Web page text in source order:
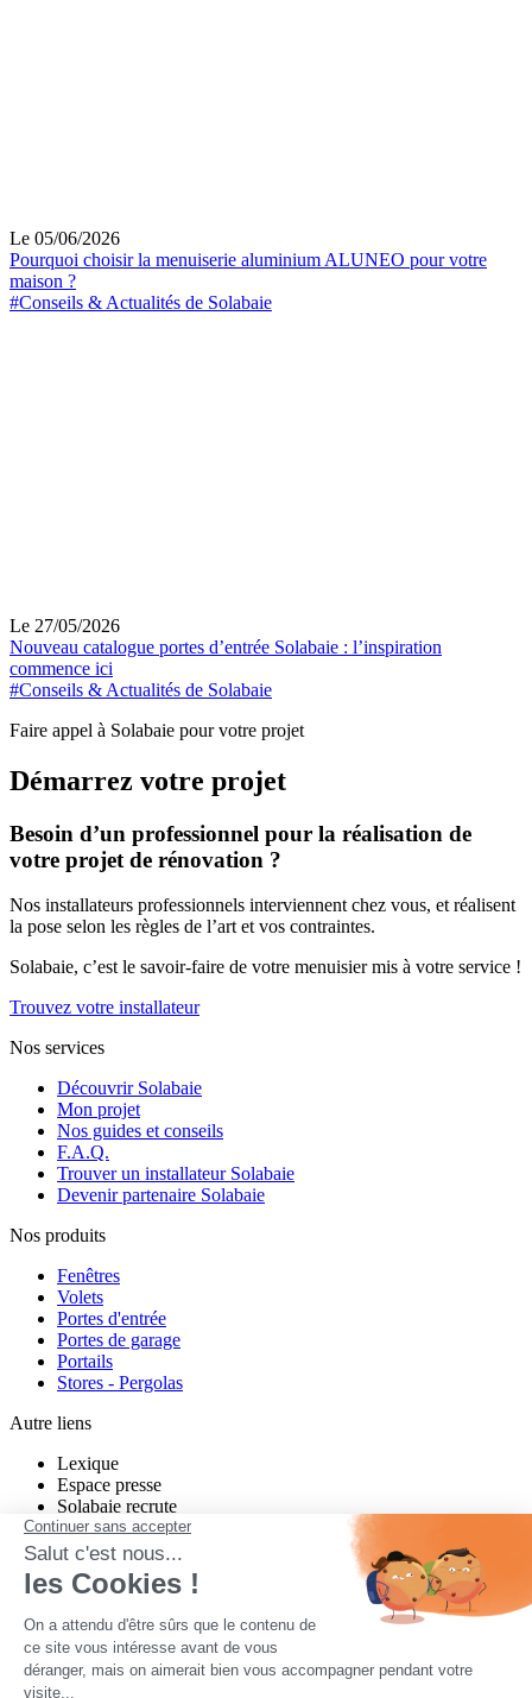
Le 05/06/2026
Pourquoi choisir la menuiserie aluminium ALUNEO pour votre
maison ?
#Conseils & Actualités de Solabaie
Le 27/05/2026
Nouveau catalogue portes d’entrée Solabaie : l’inspiration
commence ici
#Conseils & Actualités de Solabaie
Faire appel à Solabaie pour votre projet
Démarrez votre projet
Besoin d’un professionnel pour la réalisation de
votre projet de rénovation ?
Nos installateurs professionnels interviennent chez vous, et réalisent
la pose selon les règles de l’art et vos contraintes.
Solabaie, c’est le savoir-faire de votre menuisier mis à votre service !
Trouvez votre installateur
Nos services
Découvrir Solabaie
Mon projet
Nos guides et conseils
F.A.Q.
Trouver un installateur Solabaie
Devenir partenaire Solabaie
Nos produits
Fenêtres
Volets
Portes d'entrée
Portes de garage
Portails
Stores - Pergolas
Autre liens
Lexique
Espace presse
Solabaie recrute
Charte de modération Twitter
Charte de modération Facebook
un projet neuf ou en rénovation ?
Quel que soit votre projet, Solabaie vous propose des produits sur-
mesure, performants et esthétiques. Nos nombreux installateurs
partout en France étudient votre projet, vous conseillent, et vous